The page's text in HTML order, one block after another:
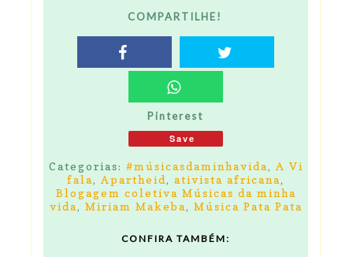
COMPARTILHE!
Pinterest
Save
Categorias: #músicasdaminhavida, A Vi
fala, Apartheid, ativista africana,
Blogagem coletiva Músicas da minha
vida, Miriam Makeba, Música Pata Pata
CONFIRA TAMBÉM: